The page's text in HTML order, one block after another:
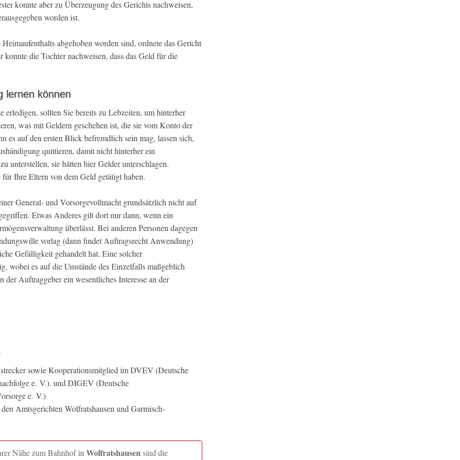
konnte aber zu Überzeugung des Gerichts nachweisen,
worden ist.
abgehoben worden sind, ordnete das Gericht
die Tochter nachweisen, dass das Geld für die
lernen können
erledigen, sollten Sie bereits zu Lebzeiten, um hinterher
was mit Geldern geschehen ist, die sie vom Konto der
es auf den ersten Blick befremdlich sein mag, lassen sich,
quittieren, damit nicht hinterher ein
unterstellen, sie hätten hier Gelder unterschlagen.
Ihre Eltern von dem Geld getätigt haben.
General- und Vorsorgevollmacht grundsätzlich nicht auf
Etwas Anderes gilt dort nur dann, wenn ein
überlässt. Bei anderen Personen dagegen
vorlag (dann findet Auftragsrecht Anwendung)
Gefälligkeit gehandelt hat. Eine solcher
wobei es auf die Umstände des Einzelfalls maßgeblich
Auftraggeber ein wesentliches Interesse an der
sowie Kooperationsmitglied im DVEV (Deutsche
e. V.). und DIGEV (Deutsche
e. V.)
Amtsgerichten Wolfratshausen und Garmisch-
Nähe zum Bahnhof in Wolfratshausensind die